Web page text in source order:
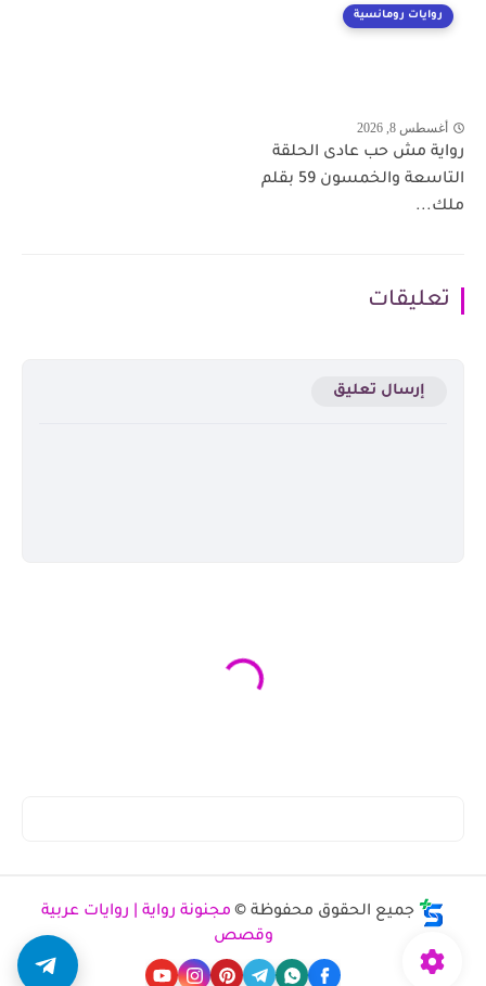
روايات رومانسية
أغسطس 8, 2026
رواية مش حب عادى الحلقة
التاسعة والخمسون 59 بقلم
ملك...
تعليقات
إرسال تعليق
جميع الحقوق محفوظة © مجنونة رواية | روايات عربية
وقصص